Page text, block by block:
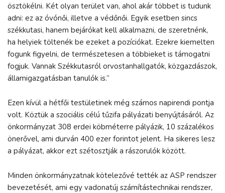
ösztökélni. Két olyan terület van, ahol akár többet is tudunk
adni: ez az óvónői, illetve a védőnői. Egyik esetben sincs
székkutasi, hanem bejárókat kell alkalmazni, de szeretnénk,
ha helyiek töltenék be ezeket a pozíciókat. Ezekre kiemelten
fogunk figyelni, de természetesen a többieket is támogatni
fogjuk. Vannak Székkutasról orvostanhallgatók, közgazdászok,
államigazgatásban tanulók is.”
Ezen kívül a hétfői testületinek még számos napirendi pontja
volt. Köztük a szociális célú tűzifa pályázati benyújtásáról. Az
önkormányzat 308 erdei köbméterre pályázik, 10 százalékos
önerővel, ami durván 400 ezer forintot jelent. Ha sikeres lesz
a pályázat, akkor ezt szétosztják a rászorulók között.
Minden önkormányzatnak kötelezővé tették az ASP rendszer
bevezetését, ami egy vadonatúj számítástechnikai rendszer,